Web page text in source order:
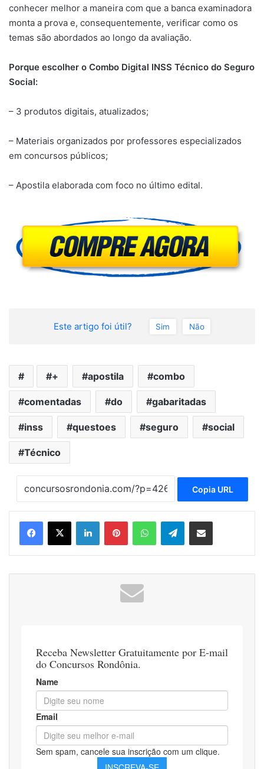
conhecer melhor a maneira com que a banca examinadora
monta a prova e, consequentemente, verificar como os
temas são abordados ao longo da avaliação.
Porque escolher o Combo Digital INSS Técnico do Seguro
Social:
– 3 produtos digitais, atualizados;
– Materiais organizados por professores especializados
em concursos públicos;
– Apostila elaborada com foco no último edital.
Este artigo foi útil? Sim Não
+ apostila combo
comentadas do gabaritadas
inss questoes seguro social
Técnico
Copia URL
LinkedinPinterestWhatsAppTelegramCompartilhar via e-mail